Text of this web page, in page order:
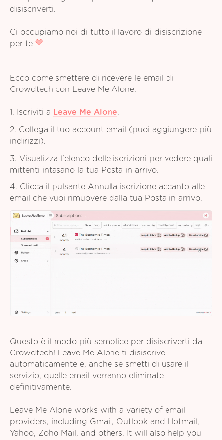
disiscriverti.
Ci occupiamo noi di tutto il lavoro di disiscrizione
per te
Ecco come smettere di ricevere le email di
Crowdtech con Leave Me Alone:
1. Iscriviti a Leave Me Alone.
2. Collega il tuo account email (puoi aggiungere più
indirizzi).
3. Visualizza l'elenco delle iscrizioni per vedere quali
mittenti intasano la tua Posta in arrivo.
4. Clicca il pulsante Annulla iscrizione accanto alle
email che vuoi rimuovere dalla tua Posta in arrivo.
Questo è il modo più semplice per disiscriverti da
Crowdtech! Leave Me Alone ti disiscrive
automaticamente e, anche se smetti di usare il
servizio, quelle email verranno eliminate
definitivamente.
Leave Me Alone works with a variety of email
providers, including Gmail, Outlook and Hotmail,
Yahoo, Zoho Mail, and others. It will also help you